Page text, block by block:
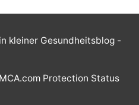
kleiner Gesundheitsblog -